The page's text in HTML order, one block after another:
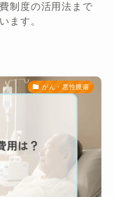
制度の活用法まで
ます。
がん・悪性腫瘍